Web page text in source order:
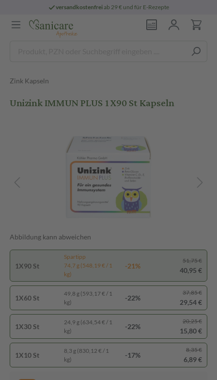
versandkostenfreiab 29 € und für E-Rezepte
Zink Kapseln
Unizink IMMUN PLUS 1X90 St Kapseln
Abbildung kann abweichen
1X90 St
Spartipp
74,7 g (548,19 € / 1
kg)
-21%
51,75 €
40,95 €
1X60 St
49,8 g (593,17 € / 1
kg)
-22%
37,85 €
29,54 €
1X30 St
24,9 g (634,54 € / 1
kg)
-22%
20,25 €
15,80 €
1X10 St
8,3 g (830,12 € / 1
kg)
-17%
8,35 €
6,89 €